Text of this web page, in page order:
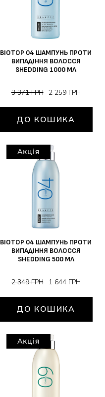
BIOTOP 04 ШАМПУНЬ ПРОТИ
ВИПАДІННЯ ВОЛОССЯ
SHEDDING 1000 МЛ
3 371 ГРН 2 259 ГРН
ДО КОШИКА
Акція
BIOTOP 04 ШАМПУНЬ ПРОТИ
ВИПАДІННЯ ВОЛОССЯ
SHEDDING 500 МЛ
2 349 ГРН 1 644 ГРН
ДО КОШИКА
Акція